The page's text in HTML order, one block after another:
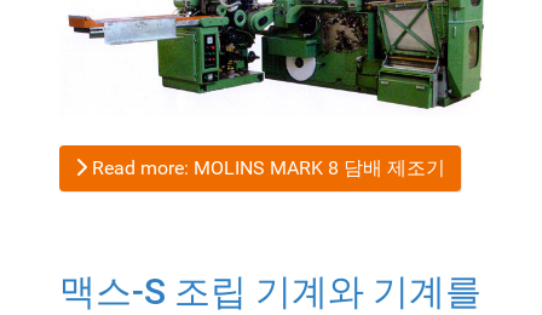
Read more: MOLINS MARK 8 담배 제조기
맥스-S 조립 기계와 기계를